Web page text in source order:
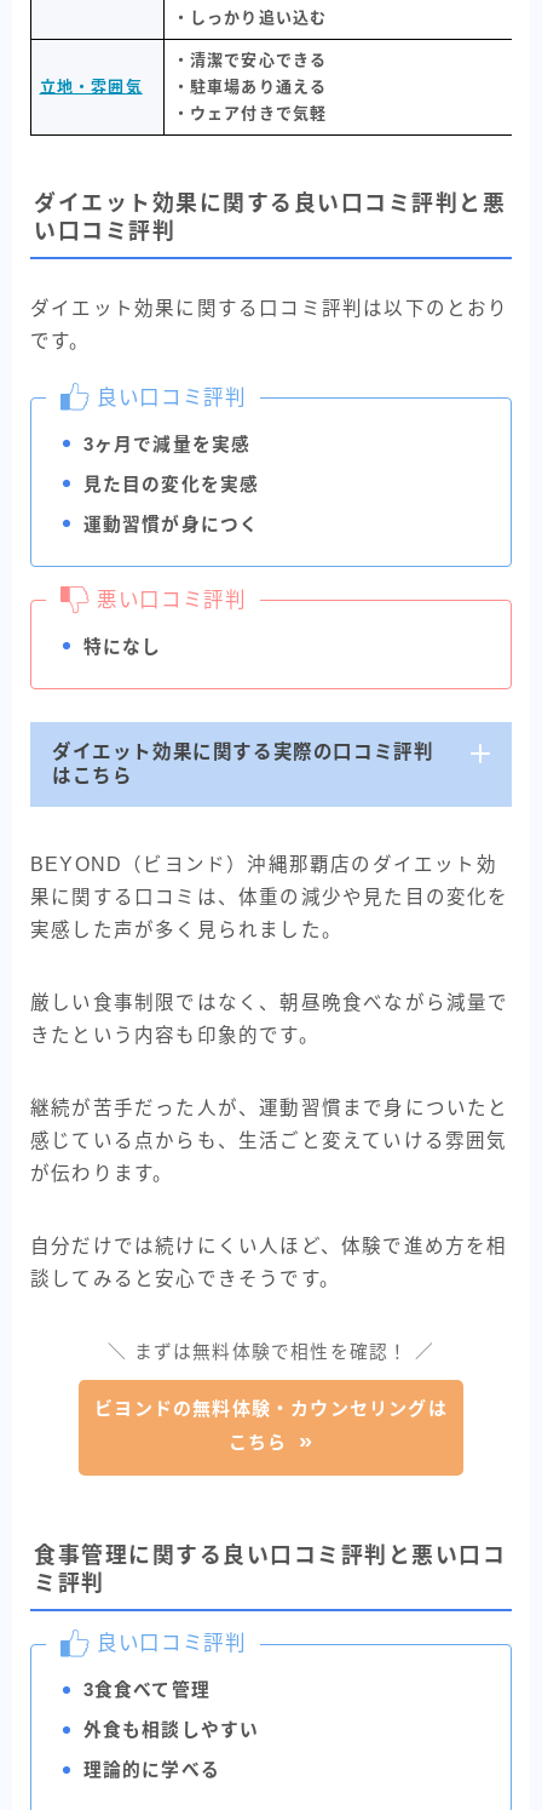
・しっかり追い込む
立地・雰囲気
・清潔で安心できる
・駐車場あり通える
・ウェア付きで気軽
ダイエット効果に関する良い口コミ評判と悪
い口コミ評判
ダイエット効果に関する口コミ評判は以下のとおり
です。
良い口コミ評判
3ヶ月で減量を実感
見た目の変化を実感
運動習慣が身につく
悪い口コミ評判
特になし
ダイエット効果に関する実際の口コミ評判
はこちら
BEYOND（ビヨンド）沖縄那覇店のダイエット効
果に関する口コミは、体重の減少や見た目の変化を
実感した声が多く見られました。
厳しい食事制限ではなく、朝昼晩食べながら減量で
きたという内容も印象的です。
継続が苦手だった人が、運動習慣まで身についたと
感じている点からも、生活ごと変えていける雰囲気
が伝わります。
自分だけでは続けにくい人ほど、体験で進め方を相
談してみると安心できそうです。
＼ まずは無料体験で相性を確認！ ／
ビヨンドの無料体験・カウンセリングは
こちら
食事管理に関する良い口コミ評判と悪い口コ
ミ評判
良い口コミ評判
3食食べて管理
外食も相談しやすい
理論的に学べる